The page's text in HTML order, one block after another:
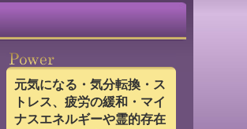
元気になる・気分転換・ス
トレス、疲労の緩和・マイ
ナスエネルギーや霊的存在